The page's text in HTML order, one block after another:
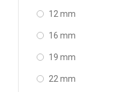
12 mm
16 mm
19 mm
22 mm